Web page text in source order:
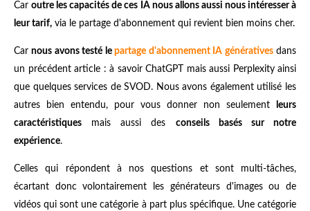
Caroutre les capacités de ces IA nous allons aussi nous intéresser à
leur tarif, via le partage d'abonnement qui revient bien moins cher.
Carnous avons testé lepartage d'abonnement IA générativesdans
un précédent article : à savoir ChatGPT mais aussi Perplexity ainsi
que quelques services de SVOD. Nous avons également utilisé les
autres bien entendu, pour vous donner non seulement
leurs
caractéristiques mais aussi des conseils basés sur notre
expérience.
Celles qui répondent à nos questions et sont multi-tâches,
écartant donc volontairement les générateurs d'images ou de
vidéos qui sont une catégorie à part plus spécifique. Une catégorie